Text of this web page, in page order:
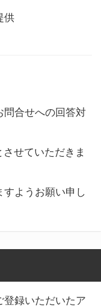
供
問合せへの回答対
せていただきま
ようお願い申し
登録いただいたア